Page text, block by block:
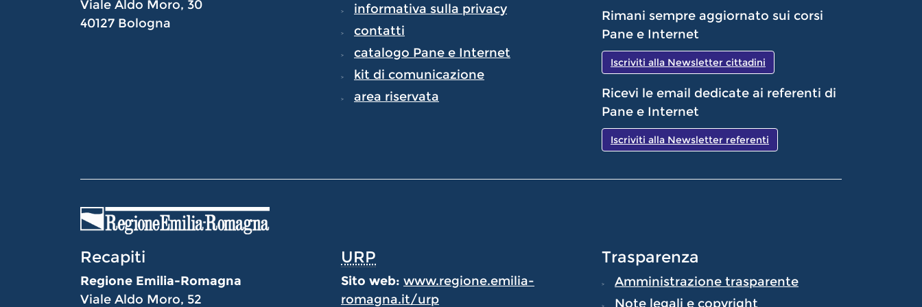
Viale Aldo Moro, 30
40127 Bologna
informativa sulla privacy
contatti
catalogo Pane e Internet
kit di comunicazione
area riservata
Rimani sempre aggiornato sui corsi
Pane e Internet
Iscriviti alla Newsletter cittadini
Ricevi le email dedicate ai referenti di
Pane e Internet
Iscriviti alla Newsletter referenti
Recapiti
Regione Emilia-Romagna
Viale Aldo Moro, 52
URP
Sito web: www.regione.emilia-
romagna.it/urp
Trasparenza
Amministrazione trasparente
Note legali e copyright